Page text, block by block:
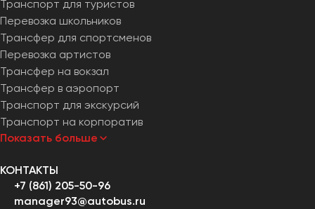
Транспорт для туристов
Перевозка школьников
Трансфер для спортсменов
Перевозка артистов
Трансфер на вокзал
Трансфер в аэропорт
Транспорт для экскурсий
Транспорт на корпоратив
Показать больше
КОНТАКТЫ
+7 (861) 205-50-96
manager93@autobus.ru